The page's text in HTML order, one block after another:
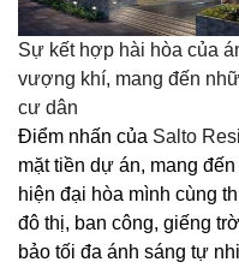
Sự kết hợp hài hòa của
vượng khí, mang đến
cư dân
Điểm nhấn của Salto
mặt tiền dự án, mang
hiện đại hòa mình cùng
đô thị, ban công, giếng
bảo tối đa ánh sáng tự